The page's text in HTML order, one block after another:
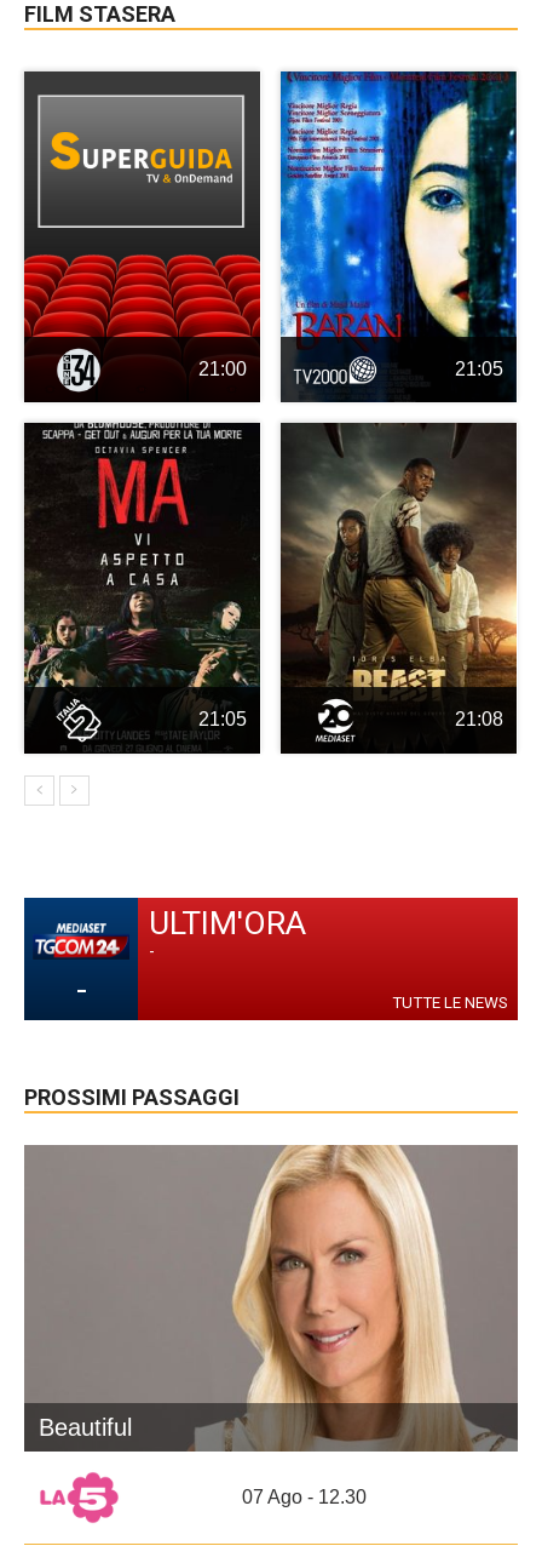
FILM STASERA
21:00 21:05
21:05 21:08
-
ULTIM'ORA
-
TUTTE LE NEWS
PROSSIMI PASSAGGI
Beautiful
07 Ago - 12.30